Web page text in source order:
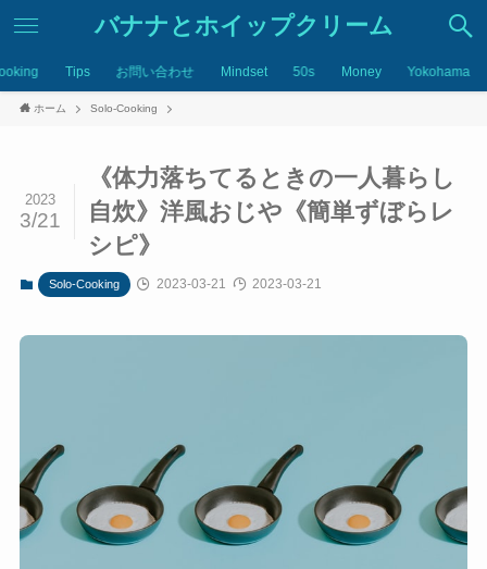
バナナとホイップクリーム
Tips お問い合わせ Mindset 50s Money Yokohama
ホーム Solo-Cooking
《体力落ちてるときの一人暮らし
自炊》洋風おじや《簡単ずぼらレ
シピ》
2023
3/21
Solo-Cooking 2023-03-21 2023-03-21